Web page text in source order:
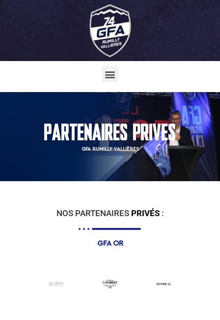
PARTENAIRES PRIVES
GFA RUMILLY VALLIÈRES
NOS PARTENAIRES PRIVÉS :
GFA OR